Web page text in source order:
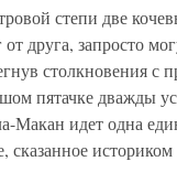
степи две
друга, запросто
столкновения
пятачке дважды
Макан идет одна
сказанное